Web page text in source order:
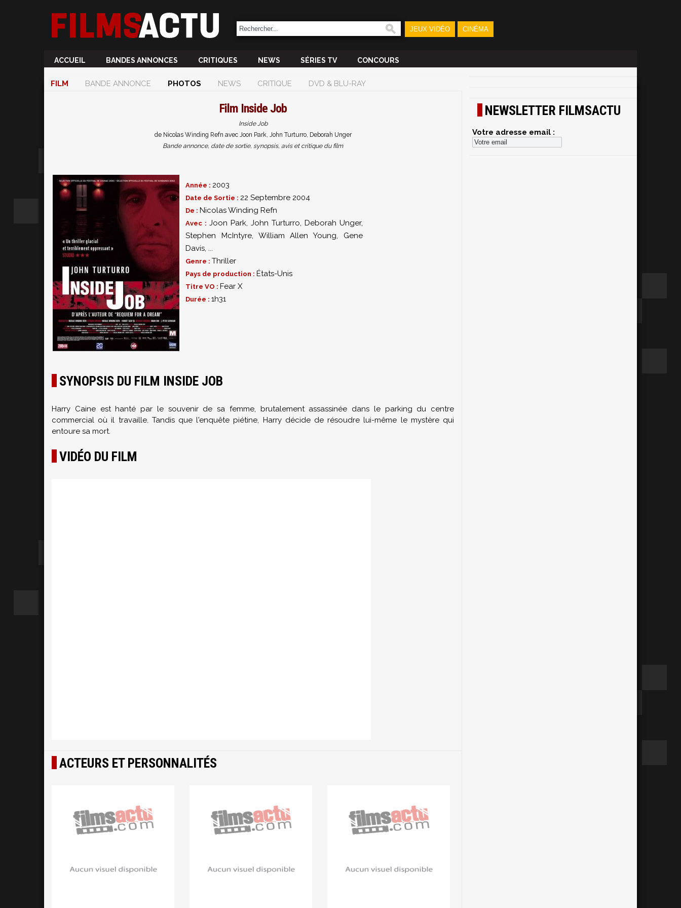
JEUX VIDÉO CINÉMA
ACCUEIL BANDES ANNONCES CRITIQUES NEWS SÉRIES TV CONCOURS
FILM BANDE ANNONCE PHOTOS NEWS CRITIQUE DVD & BLU-RAY
Film Inside Job
Inside Job
de Nicolas Winding Refn avec Joon Park, John Turturro, Deborah Unger
Bande annonce, date de sortie, synopsis, avis et critique du film
Année : 2003
Date de Sortie : 22 Septembre 2004
De : Nicolas Winding Refn
Avec : Joon Park, John Turturro, Deborah Unger,
Stephen McIntyre, William Allen Young, Gene
Davis, ...
Genre : Thriller
Pays de production : États-Unis
Titre VO : Fear X
Durée : 1h31
SYNOPSIS DU FILM INSIDE JOB
Harry Caine est hanté par le souvenir de sa femme, brutalement assassinée dans le parking du centre
commercial où il travaille. Tandis que l'enquête piétine, Harry décide de résoudre lui-même le mystère qui
entoure sa mort.
VIDÉO DU FILM
ACTEURS ET PERSONNALITÉS
NEWSLETTER FILMSACTU
Votre adresse email :